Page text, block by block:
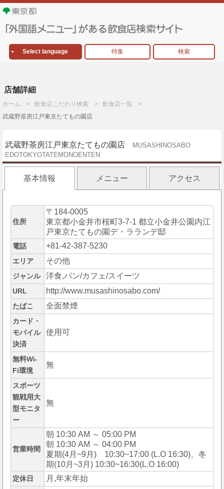
Select language 特集 検索
店舗詳細
ホーム 飲食店こだわり検索
飲食店一覧
武蔵野茶房江戸東京たてもの園店
武蔵野茶房江戸東京たてもの園店
MUSASHINOSABO
EDOTOKYOTATEMONOENTEN
基本情報 メニュー アクセス
住所
〒184-0005
東京都小金井市桜町3-7-1 都立小金井公園内江
戸東京たてもの園デ・ラランデ邸
電話 +81-42-387-5230
エリア その他
ジャンル 洋食,パン/カフェ/スイーツ
URL http://www.musashinosabo.com/
たばこ 全面禁煙
カード・
モバイル
決済
使用可
無料Wi-
Fi環境
無
スポーツ
観戦用大
型モニタ
ー
無
営業時間
朝 10:30 AM ～ 05:00 PM
朝 10:30 AM ～ 04:00 PM
夏期(4月~9月) 10:30~17:00 (L.O 16:30)、冬
期(10月~3月) 10:30~16:30(L.O 16:00)
定休日 月,年末年始